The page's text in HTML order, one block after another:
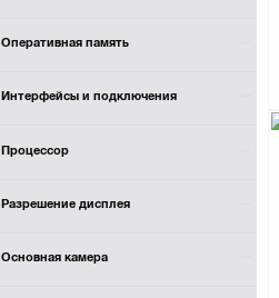
PRESTIGIO
PocketBook
SONY
Saturn
Оперативная память
Интерфейсы и подключения
Процессор
Разрешение дисплея
Основная камера